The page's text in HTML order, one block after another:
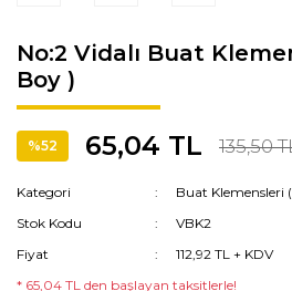
No:2 Vidalı Buat
Boy )
%52 65,04 TL 135,50
Kategori
Buat Klemensleri
Stok Kodu
VBK2
Fiyat
112,92 TL + KDV
* 65,04 TL den başlayan taksitlerle!